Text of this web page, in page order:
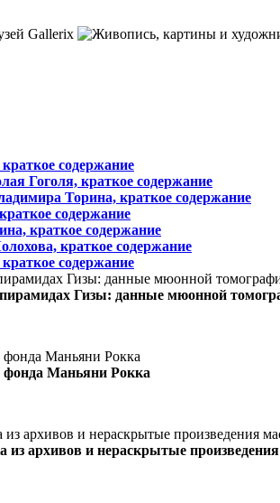
содержание
Гоголя, краткое содержание
Торина, краткое содержание
содержание
краткое содержание
краткое содержание
содержание
Гизы: данные мюонной
фонда Маньяни Рокка
архивов и нераскрытые произведения